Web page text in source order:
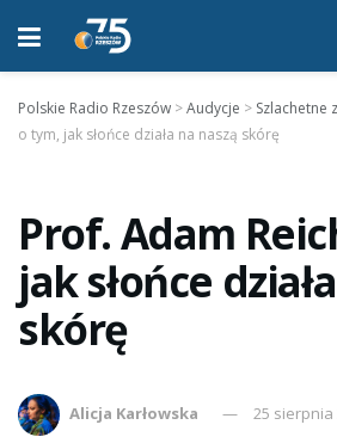
Polskie Radio Rzeszów >Audycje > Szlachetne
o tym, jak słońce działa na naszą skórę
Prof. Adam
jak słońce
skórę
Alicja Karłowska
25 sierpnia